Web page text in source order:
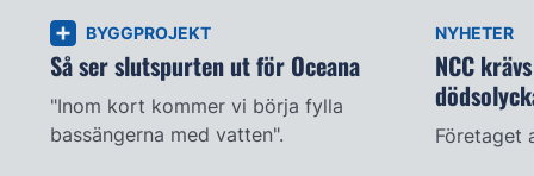
BYGGPROJEKT
Så ser slutspurten ut för Oceana
"Inom kort kommer vi börja fylla
bassängerna med vatten".
NYHETER
NCC
Företaget